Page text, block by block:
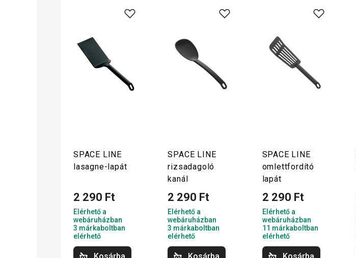
SPACE LINE
lasagne-lapát
2 290 Ft
Elérhető a
webáruházban
3 márkaboltban
elérhető
SPACE LINE
rizsadagoló
kanál
2 290 Ft
Elérhető a
webáruházban
3 márkaboltban
elérhető
SPACE LINE
omlettfordító
lapát
2 290 Ft
Elérhető a
webáruházban
11 márkaboltban
elérhető